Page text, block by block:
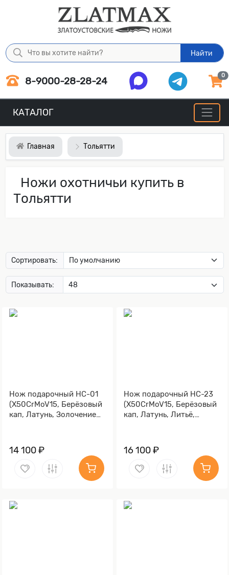
Найти
8-9000-28-28-24 0
КАТАЛОГ
Главная Тольятти
Ножи охотничьи купить в
Тольятти
Сортировать:
Показывать:
Нож подарочный НС-01
(X50CrMoV15, Берёзовый
кап, Латунь, Золочение
14 100 ₽
Нож подарочный НС-23
(X50CrMoV15, Берёзовый
кап, Латунь, Литьё,
16 100 ₽